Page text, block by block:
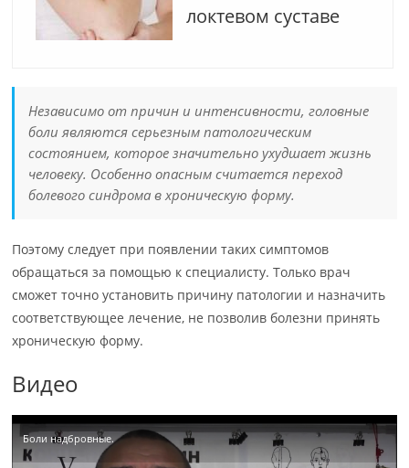
локтевом суставе
Независимо от причин и интенсивности, головные
боли являются серьезным патологическим
состоянием, которое значительно ухудшает жизнь
человеку. Особенно опасным считается переход
болевого синдрома в хроническую форму.
Поэтому следует при появлении таких симптомов
обращаться за помощью к специалисту. Только врач
сможет точно установить причину патологии и назначить
соответствующее лечение, не позволив болезни принять
хроническую форму.
Видео
Боли надбровные.